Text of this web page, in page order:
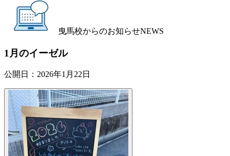
曳馬校からのお知らせNEWS
1月のイーゼル
公開日： 2026年1月22日